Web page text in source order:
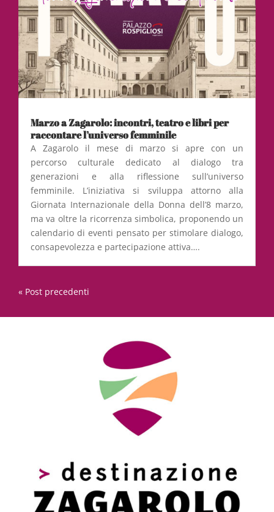
Marzo a Zagarolo: incontri, teatro e libri per
raccontare l’universo femminile
A Zagarolo il mese di marzo si apre con un
percorso culturale dedicato al dialogo tra
generazioni e alla riflessione sull’universo
femminile. L’iniziativa si sviluppa attorno alla
Giornata Internazionale della Donna dell’8 marzo,
ma va oltre la ricorrenza simbolica, proponendo un
calendario di eventi pensato per stimolare dialogo,
consapevolezza e partecipazione attiva….
« Post precedenti